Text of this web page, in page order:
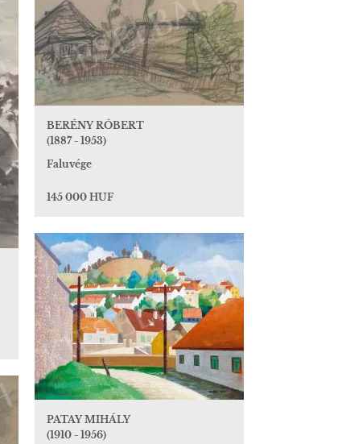
BERÉNY RÓBERT
(1887 - 1953)
Faluvége
145 000 HUF
PATAY MIHÁLY
(1910 - 1956)